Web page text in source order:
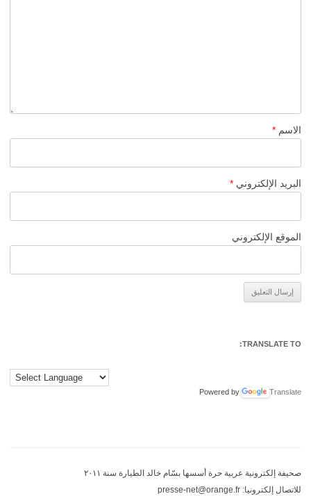
الاسم *
البريد الإلكتروني *
الموقع الإلكتروني
TRANSLATE TO:
Powered by Translate
صحيفة إلكترونية عربية حرة أسسها بسّام خالد الطيارة سنة ٢٠١١
للاتصال إلكترونيا: presse-net@orange.fr